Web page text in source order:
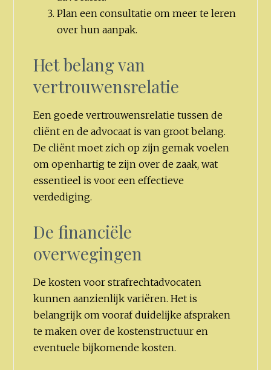
Plan een consultatie om meer te leren
over hun aanpak.
Het belang van
vertrouwensrelatie
Een goede vertrouwensrelatie tussen de
cliënt en de advocaat is van groot belang.
De cliënt moet zich op zijn gemak voelen
om openhartig te zijn over de zaak, wat
essentieel is voor een effectieve
verdediging.
De financiële
overwegingen
De kosten voor strafrechtadvocaten
kunnen aanzienlijk variëren. Het is
belangrijk om vooraf duidelijke afspraken
te maken over de kostenstructuur en
eventuele bijkomende kosten.